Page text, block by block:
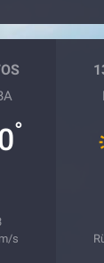
°
s